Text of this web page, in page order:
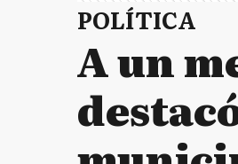
POLÍTICA
A un